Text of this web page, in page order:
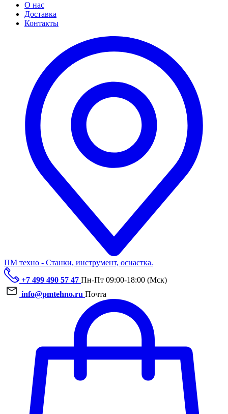
О нас
Доставка
Контакты
ПМ техно - Станки, инструмент, оснастка.
+7 499 490 57 47 Пн-Пт 09:00-18:00 (Мск)
info@pmtehno.ru Почта